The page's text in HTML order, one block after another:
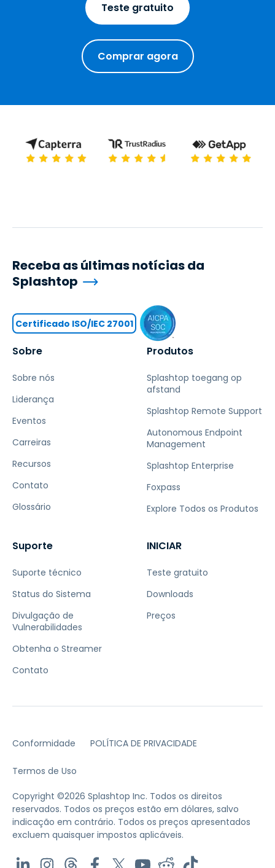
Teste gratuito
Comprar agora
Sobre
Sobre nós
Liderança
Eventos
Carreiras
Recursos
Contato
Glossário
Produtos
Splashtop toegang op
afstand
Splashtop Remote Support
Autonomous Endpoint
Management
Splashtop Enterprise
Foxpass
Explore Todos os Produtos
Suporte
Suporte técnico
Status do Sistema
Divulgação de
Vulnerabilidades
Obtenha o Streamer
Contato
INICIAR
Teste gratuito
Downloads
Preços
Receba as últimas notícias da
Splashtop
Certificado ISO/IEC 27001
Conformidade POLÍTICA DE PRIVACIDADE
Termos de Uso
Copyright ©2026 Splashtop Inc. Todos os direitos
reservados. Todos os preços estão em dólares, salvo
indicação em contrário. Todos os preços apresentados
excluem quaisquer impostos aplicáveis.